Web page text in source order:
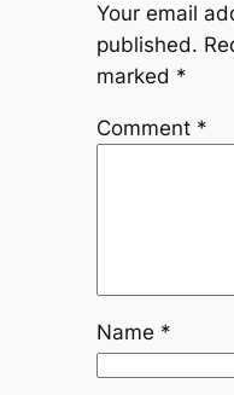
Your email
published.
marked *
Comment *
Name *